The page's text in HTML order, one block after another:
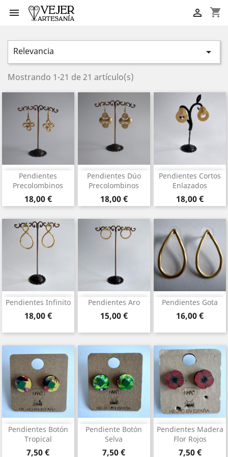
 shopping_cart

Relevancia 
Mostrando 1-21 de 21 artículo(s)
Pendientes
Precolombinos
Precio
18,00 €
Pendientes Dúo
Precolombinos
Precio
18,00 €
Pendientes Cortos
Enlazados
Precio
18,00 €
Pendientes Infinito
Precio
18,00 €
Pendientes Aro
Precio
15,00 €
Pendientes Gota
Precio
16,00 €
Pendientes Botón
Tropical
Precio
7,50 €
Pendiente Botón
Selva
Precio
7,50 €
Pendientes Madera
Flor Rojos
Precio
7,50 €